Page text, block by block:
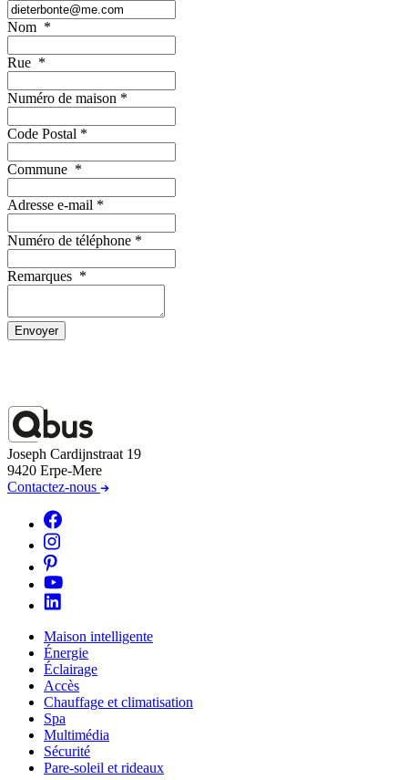
Nom *
Rue *
Numéro de maison *
Code Postal *
Commune *
Adresse e-mail *
Numéro de téléphone *
Remarques *
Envoyer
Joseph Cardijnstraat 19
9420 Erpe-Mere
Contactez-nous
Maison intelligente
Énergie
Éclairage
Accès
Chauffage et climatisation
Spa
Multimédia
Sécurité
Pare-soleil et rideaux